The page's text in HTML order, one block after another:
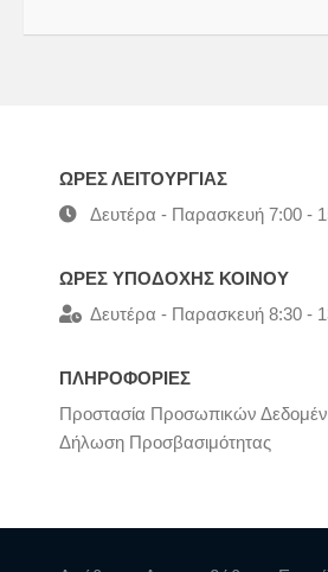
ΩΡΕΣ ΛΕΙΤΟΥΡΓΙΑΣ
Δευτέρα - Παρασκευή 7:00 -
ΩΡΕΣ ΥΠΟΔΟΧΗΣ ΚΟΙΝΟΥ
Δευτέρα - Παρασκευή 8:30 -
ΠΛΗΡΟΦΟΡΙΕΣ
Προστασία Προσωπικών
Δήλωση Προσβασιμότητας